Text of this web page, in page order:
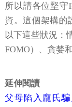
所以請各位堅守
資。這個架構的
以下這些狀況：
FOMO）、貪婪
延伸閱讀
父母陷入龐氏